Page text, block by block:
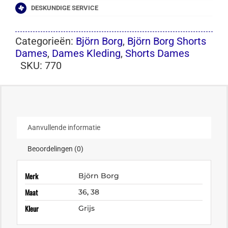
DESKUNDIGE SERVICE
Categorieën: Björn Borg, Björn Borg Shorts
Dames, Dames Kleding, Shorts Dames
SKU: 770
Aanvullende informatie
Beoordelingen (0)
Merk Björn Borg
Maat 36,38
Kleur Grijs